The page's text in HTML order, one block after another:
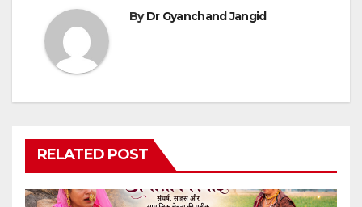
ByDr Gyanchand Jangid
RELATED POST